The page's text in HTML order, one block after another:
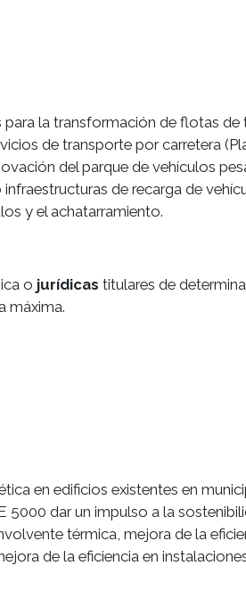
para la transformación de flotas
de transporte por carretera
del parque de vehículos
de recarga de
y el achatarramiento.
o jurídicas titulares de
máxima.
en edificios existentes en
5000 dar un impulso a la
térmica, mejora de la
de la eficiencia en